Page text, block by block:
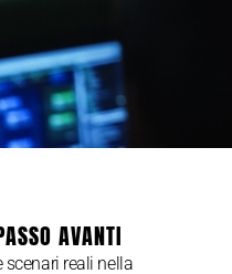
AVANTI
scenari reali nella